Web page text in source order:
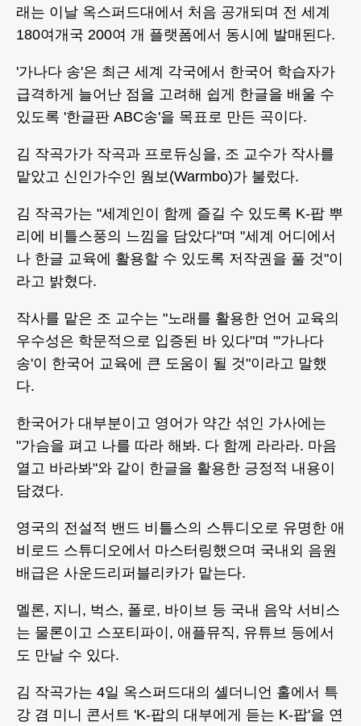
래는 이날 옥스퍼드대에서 처음 공개되며 전 세계
180여개국 200여 개 플랫폼에서 동시에 발매된다.
'가나다 송'은 최근 세계 각국에서 한국어 학습자가
급격하게 늘어난 점을 고려해 쉽게 한글을 배울 수
있도록 '한글판 ABC송'을 목표로 만든 곡이다.
김 작곡가가 작곡과 프로듀싱을, 조 교수가 작사를
맡았고 신인가수인 웜보(Warmbo)가 불렀다.
김 작곡가는 "세계인이 함께 즐길 수 있도록 K-팝 뿌
리에 비틀스풍의 느낌을 담았다"며 "세계 어디에서
나 한글 교육에 활용할 수 있도록 저작권을 풀 것"이
라고 밝혔다.
작사를 맡은 조 교수는 "노래를 활용한 언어 교육의
우수성은 학문적으로 입증된 바 있다"며 "'가나다
송'이 한국어 교육에 큰 도움이 될 것"이라고 말했
다.
한국어가 대부분이고 영어가 약간 섞인 가사에는
"가슴을 펴고 나를 따라 해봐. 다 함께 라라라. 마음
열고 바라봐"와 같이 한글을 활용한 긍정적 내용이
담겼다.
영국의 전설적 밴드 비틀스의 스튜디오로 유명한 애
비로드 스튜디오에서 마스터링했으며 국내외 음원
배급은 사운드리퍼블리카가 맡는다.
멜론, 지니, 벅스, 폴로, 바이브 등 국내 음악 서비스
는 물론이고 스포티파이, 애플뮤직, 유튜브 등에서
도 만날 수 있다.
김 작곡가는 4일 옥스퍼드대의 셸더니언 홀에서 특
강 겸 미니 콘서트 'K-팝의 대부에게 듣는 K-팝'을 연